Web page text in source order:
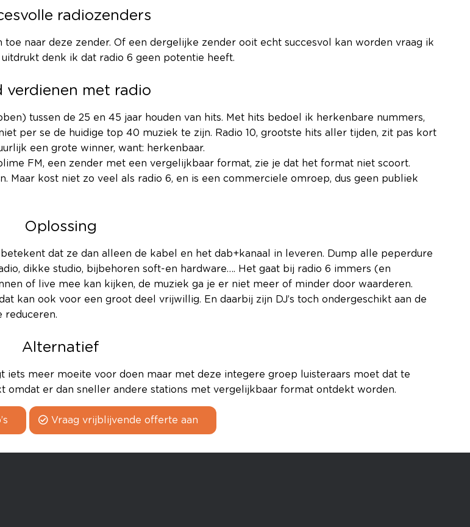
radiozenders
naar deze zender. Of een dergelijke zender ooit echt succesvol kan worden vraag ik
denk ik dat radio 6 geen potentie heeft.
verdienen met radio
tussen de 25 en 45 jaar houden van hits. Met hits bedoel ik herkenbare nummers,
per se de huidige top 40 muziek te zijn. Radio 10, grootste hits aller tijden, zit pas kort
een grote winner, want: herkenbaar.
FM, een zender met een vergelijkbaar format, zie je dat het format niet scoort.
Maar kost niet zo veel als radio 6, en is een commerciele omroep, dus geen publiek
Oplossing
dat ze dan alleen de kabel en het dab+kanaal in leveren. Dump alle peperdure
dikke studio, bijbehoren soft-en hardware…. Het gaat bij radio 6 immers (en
of live mee kan kijken, de muziek ga je er niet meer of minder door waarderen.
kan ook voor een groot deel vrijwillig. En daarbij zijn DJ’s toch ondergeschikt aan de
reduceren.
Alternatief
iets meer moeite voor doen maar met deze integere groep luisteraars moet dat te
omdat er dan sneller andere stations met vergelijkbaar format ontdekt worden.
Vraag vrijblijvende offerte aan